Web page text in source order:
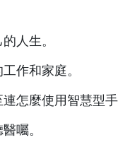
人生。
作和家庭。
怎麼使用智慧型
囑。